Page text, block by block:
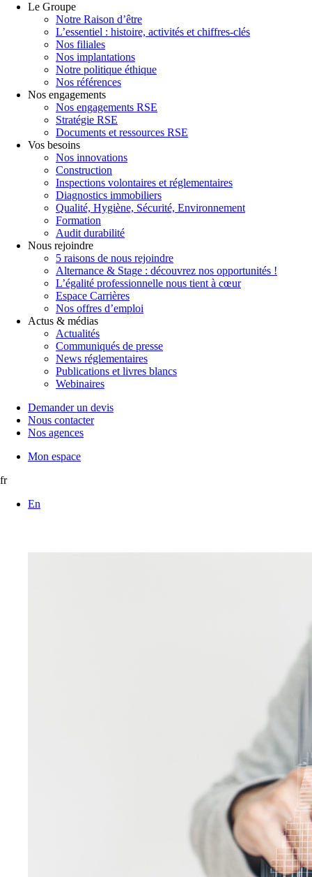
Le Groupe
Notre Raison d’être
L’essentiel : histoire, activités et chiffres-clés
Nos filiales
Nos implantations
Notre politique éthique
Nos références
Nos engagements
Nos engagements RSE
Stratégie RSE
Documents et ressources RSE
Vos besoins
Nos innovations
Construction
Inspections volontaires et réglementaires
Diagnostics immobiliers
Qualité, Hygiène, Sécurité, Environnement
Formation
Audit durabilité
Nous rejoindre
5 raisons de nous rejoindre
Alternance & Stage : découvrez nos opportunités !
L’égalité professionnelle nous tient à cœur
Espace Carrières
Nos offres d’emploi
Actus & médias
Actualités
Communiqués de presse
News réglementaires
Publications et livres blancs
Webinaires
Demander un devis
Nous contacter
Nos agences
Mon espace
fr
En